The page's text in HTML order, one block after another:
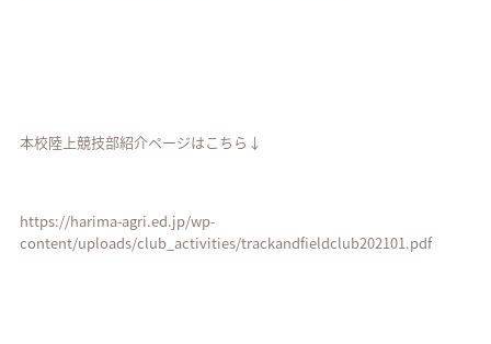
本校陸上競技部紹介ページはこちら↓
https://harima-agri.ed.jp/wp-
content/uploads/club_activities/trackandfieldclub202101.pdf